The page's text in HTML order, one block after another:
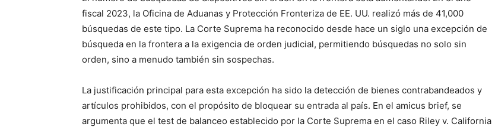
fiscal 2023, la Oficina de Aduanas y Protección Fronteriza de EE. UU. realizó más de 41,000
búsquedas de este tipo. La Corte Suprema ha reconocido desde hace un siglo una excepción de
búsqueda en la frontera a la exigencia de orden judicial, permitiendo búsquedas no solo sin
orden, sino a menudo también sin sospechas.
La justificación principal para esta excepción ha sido la detección de bienes contrabandeados y
artículos prohibidos, con el propósito de bloquear su entrada al país. En el amicus brief, se
argumenta que el test de balanceo establecido por la Corte Suprema en el caso Riley v. California